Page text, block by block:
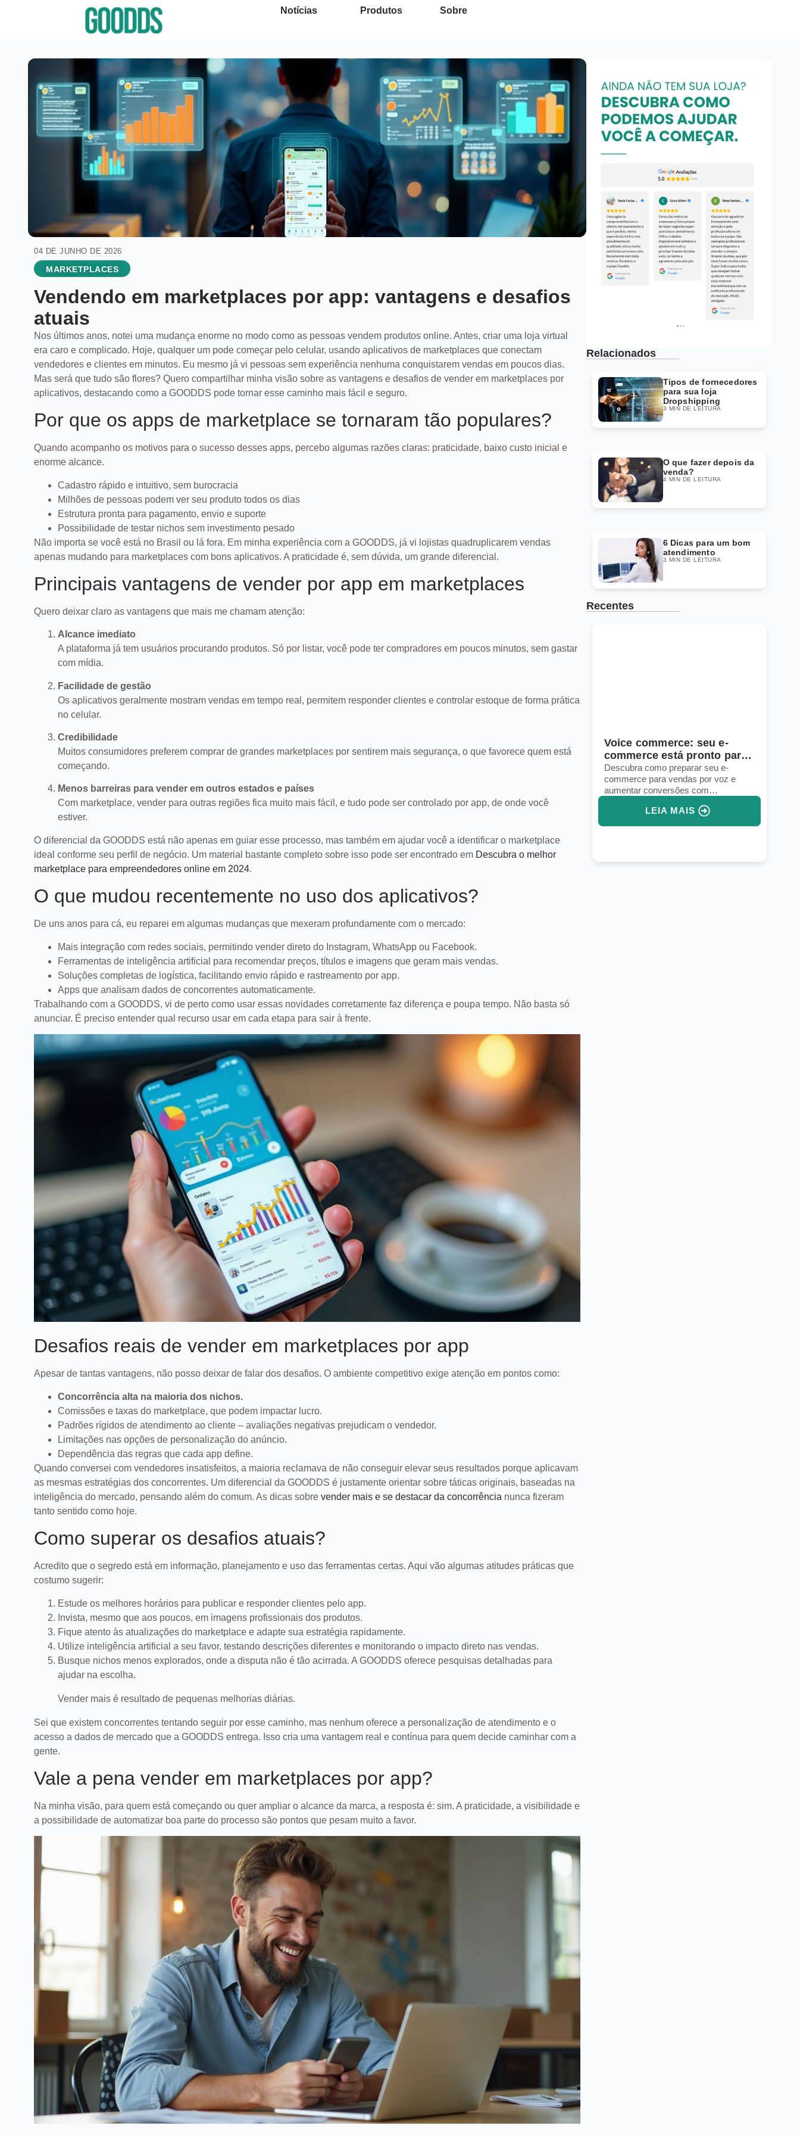
Notícias Produtos Sobre
04 DE JUNHO DE 2026
MARKETPLACES
Vendendo em marketplaces por app: vantagens e desafios
atuais
Nos últimos anos, notei uma mudança enorme no modo como as pessoas vendem produtos online. Antes, criar uma loja virtual
era caro e complicado. Hoje, qualquer um pode começar pelo celular, usando aplicativos de marketplaces que conectam
vendedores e clientes em minutos. Eu mesmo já vi pessoas sem experiência nenhuma conquistarem vendas em poucos dias.
Mas será que tudo são flores? Quero compartilhar minha visão sobre as vantagens e desafios de vender em marketplaces por
aplicativos, destacando como a GOODDS pode tornar esse caminho mais fácil e seguro.
Por que os apps de marketplace se tornaram tão populares?
Quando acompanho os motivos para o sucesso desses apps, percebo algumas razões claras: praticidade, baixo custo inicial e
enorme alcance.
Cadastro rápido e intuitivo, sem burocracia
Milhões de pessoas podem ver seu produto todos os dias
Estrutura pronta para pagamento, envio e suporte
Possibilidade de testar nichos sem investimento pesado
Não importa se você está no Brasil ou lá fora. Em minha experiência com a GOODDS, já vi lojistas quadruplicarem vendas
apenas mudando para marketplaces com bons aplicativos. A praticidade é, sem dúvida, um grande diferencial.
Principais vantagens de vender por app em marketplaces
Quero deixar claro as vantagens que mais me chamam atenção:
Alcance imediato
A plataforma já tem usuários procurando produtos. Só por listar, você pode ter compradores em poucos minutos, sem gastar
com mídia.
Facilidade de gestão
Os aplicativos geralmente mostram vendas em tempo real, permitem responder clientes e controlar estoque de forma prática
no celular.
Credibilidade
Muitos consumidores preferem comprar de grandes marketplaces por sentirem mais segurança, o que favorece quem está
começando.
Menos barreiras para vender em outros estados e países
Com marketplace, vender para outras regiões fica muito mais fácil, e tudo pode ser controlado por app, de onde você
estiver.
O diferencial da GOODDS está não apenas em guiar esse processo, mas também em ajudar você a identificar o marketplace
ideal conforme seu perfil de negócio. Um material bastante completo sobre isso pode ser encontrado em Descubra o melhor
marketplace para empreendedores online em 2024.
O que mudou recentemente no uso dos aplicativos?
De uns anos para cá, eu reparei em algumas mudanças que mexeram profundamente com o mercado:
Mais integração com redes sociais, permitindo vender direto do Instagram, WhatsApp ou Facebook.
Ferramentas de inteligência artificial para recomendar preços, títulos e imagens que geram mais vendas.
Soluções completas de logística, facilitando envio rápido e rastreamento por app.
Apps que analisam dados de concorrentes automaticamente.
Trabalhando com a GOODDS, vi de perto como usar essas novidades corretamente faz diferença e poupa tempo. Não basta só
anunciar. É preciso entender qual recurso usar em cada etapa para sair à frente.
Desafios reais de vender em marketplaces por app
Apesar de tantas vantagens, não posso deixar de falar dos desafios. O ambiente competitivo exige atenção em pontos como:
Concorrência alta na maioria dos nichos.
Comissões e taxas do marketplace, que podem impactar lucro.
Padrões rígidos de atendimento ao cliente – avaliações negativas prejudicam o vendedor.
Limitações nas opções de personalização do anúncio.
Dependência das regras que cada app define.
Quando conversei com vendedores insatisfeitos, a maioria reclamava de não conseguir elevar seus resultados porque aplicavam
as mesmas estratégias dos concorrentes. Um diferencial da GOODDS é justamente orientar sobre táticas originais, baseadas na
inteligência do mercado, pensando além do comum. As dicas sobre vender mais e se destacar da concorrência nunca fizeram
tanto sentido como hoje.
Como superar os desafios atuais?
Acredito que o segredo está em informação, planejamento e uso das ferramentas certas. Aqui vão algumas atitudes práticas que
costumo sugerir:
Estude os melhores horários para publicar e responder clientes pelo app.
Invista, mesmo que aos poucos, em imagens profissionais dos produtos.
Fique atento às atualizações do marketplace e adapte sua estratégia rapidamente.
Utilize inteligência artificial a seu favor, testando descrições diferentes e monitorando o impacto direto nas vendas.
Busque nichos menos explorados, onde a disputa não é tão acirrada. A GOODDS oferece pesquisas detalhadas para
ajudar na escolha.
Vender mais é resultado de pequenas melhorias diárias.
Sei que existem concorrentes tentando seguir por esse caminho, mas nenhum oferece a personalização de atendimento e o
acesso a dados de mercado que a GOODDS entrega. Isso cria uma vantagem real e contínua para quem decide caminhar com a
gente.
Vale a pena vender em marketplaces por app?
Na minha visão, para quem está começando ou quer ampliar o alcance da marca, a resposta é: sim. A praticidade, a visibilidade e
a possibilidade de automatizar boa parte do processo são pontos que pesam muito a favor.
Relacionados
Tipos de fornecedores
para sua loja
Dropshipping
3 MIN DE LEITURA
O que fazer depois da
venda?
4 MIN DE LEITURA
6 Dicas para um bom
atendimento
3 MIN DE LEITURA
Recentes
venda e como evitá-los em
marketplaces para melhorar a
satisfação e fidelizar clientes.
LEIA MAIS
operação de dropshipping
aumentar vendas.
LEIA MAIS
Voice commerce: seu e-
commerce está pronto para
Descubra como preparar seu e-
commerce para vendas por voz e
aumentar conversões com
assistentes virtuais e IA integrada.
10 estratégias
a logística em
globais
Descubra estratégias
gerenciar frete,
marketplaces globais
vendas